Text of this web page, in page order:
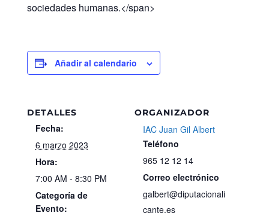
sociedades humanas.</span>
Añadir al calendario
DETALLES
Fecha:
6 marzo 2023
Hora:
7:00 AM - 8:30 PM
Categoría de
Evento:
ORGANIZADOR
IAC Juan Gil Albert
Teléfono
965 12 12 14
Correo electrónico
galbert@diputacionali
cante.es